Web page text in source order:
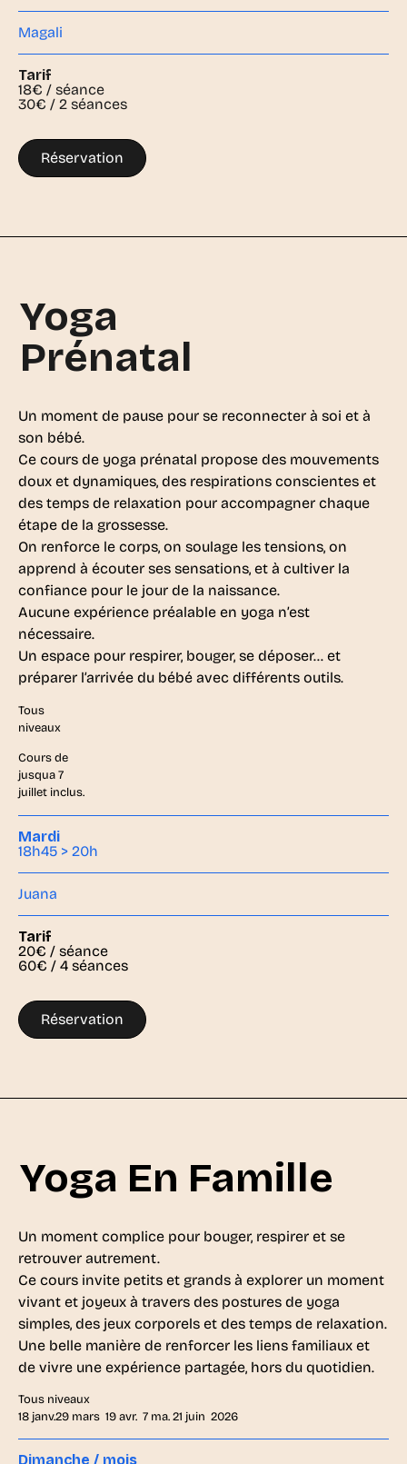
Magali
Tarif
18€ / séance
30€ / 2 séances
Réservation
Yoga
Prénatal
Un moment de pause pour se reconnecter à soi et à
son bébé.
Ce cours de yoga prénatal propose des mouvements
doux et dynamiques, des respirations conscientes et
des temps de relaxation pour accompagner chaque
étape de la grossesse.
On renforce le corps, on soulage les tensions, on
apprend à écouter ses sensations, et à cultiver la
confiance pour le jour de la naissance.
Aucune expérience préalable en yoga n’est
nécessaire.
Un espace pour respirer, bouger, se déposer… et
préparer l’arrivée du bébé avec différents outils.
Tous
niveaux
Cours de
jusqua 7
juillet inclus.
Mardi
18h45 > 20h
Juana
Tarif
20€ / séance
60€ / 4 séances
Réservation
Yoga En Famille
Un moment complice pour bouger, respirer et se
retrouver autrement.
Ce cours invite petits et grands à explorer un moment
vivant et joyeux à travers des postures de yoga
simples, des jeux corporels et des temps de relaxation.
Une belle manière de renforcer les liens familiaux et
de vivre une expérience partagée, hors du quotidien.
Tous niveaux
18 janv.29 mars 19 avr. 7 ma. 21 juin 2026
Dimanche / mois